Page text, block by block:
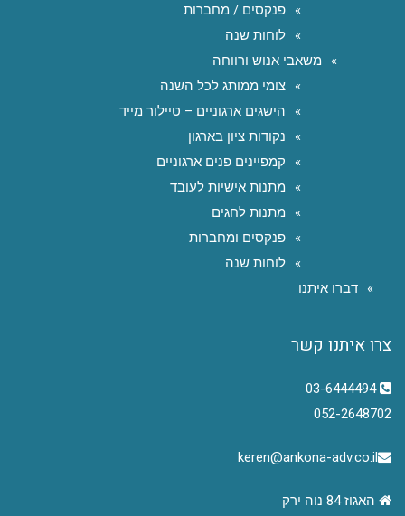
פנקסים / מחברות
לוחות שנה
משאבי אנוש ורווחה
צומי ממותג לכל השנה
הישגים ארגוניים – טיילור מייד
נקודות ציון בארגון
קמפיינים פנים ארגוניים
מתנות אישיות לעובד
מתנות לחגים
פנקסים ומחברות
לוחות שנה
דברו איתנו
צרו איתנו קשר
03-6444494
052-2648702
keren@ankona-adv.co.il
האגוז 84 נוה ירק